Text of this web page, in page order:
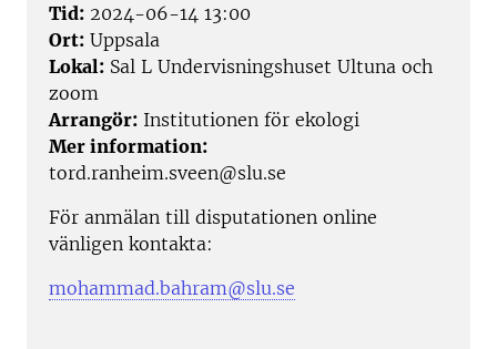
Tid: 2024-06-14 13:00
Ort: Uppsala
Lokal: Sal L Undervisningshuset Ultuna och
zoom
Arrangör: Institutionen för ekologi
Mer information:
tord.ranheim.sveen@slu.se
För anmälan till disputationen online
vänligen kontakta:
mohammad.bahram@slu.se